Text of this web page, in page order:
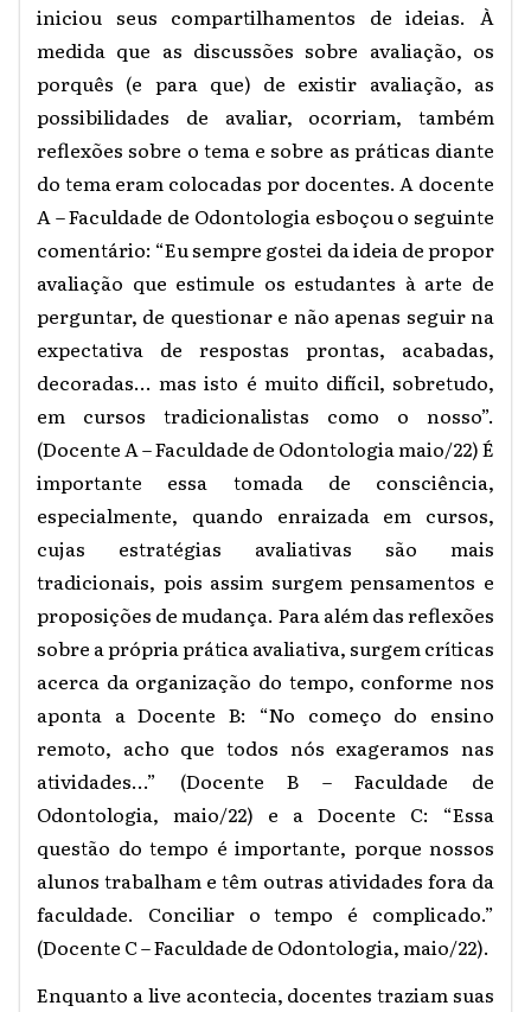
iniciou seus compartilhamentos de ideias. À
medida que as discussões sobre avaliação, os
porquês (e para que) de existir avaliação, as
possibilidades de avaliar, ocorriam, também
reflexões sobre o tema e sobre as práticas diante
do tema eram colocadas por docentes. A docente
A – Faculdade de Odontologia esboçou o seguinte
comentário: “Eu sempre gostei da ideia de propor
avaliação que estimule os estudantes à arte de
perguntar, de questionar e não apenas seguir na
expectativa de respostas prontas, acabadas,
decoradas... mas isto é muito difícil, sobretudo,
em cursos tradicionalistas como o nosso”.
(Docente A – Faculdade de Odontologia maio/22) É
importante essa tomada de consciência,
especialmente, quando enraizada em cursos,
cujas estratégias avaliativas são mais
tradicionais, pois assim surgem pensamentos e
proposições de mudança. Para além das reflexões
sobre a própria prática avaliativa, surgem críticas
acerca da organização do tempo, conforme nos
aponta a Docente B: “No começo do ensino
remoto, acho que todos nós exageramos nas
atividades...” (Docente B – Faculdade de
Odontologia, maio/22) e a Docente C: “Essa
questão do tempo é importante, porque nossos
alunos trabalham e têm outras atividades fora da
faculdade. Conciliar o tempo é complicado.”
(Docente C – Faculdade de Odontologia, maio/22).
Enquanto a live acontecia, docentes traziam suas